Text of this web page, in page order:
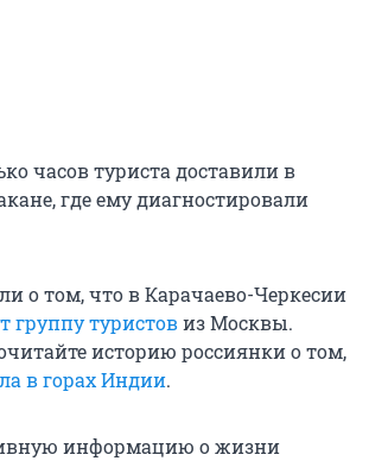
часов туриста доставили в
где ему диагностировали
о том, что в Карачаево-Черкесии
группу туристовиз Москвы.
историю россиянки о том,
в горах Индии.
информацию о жизни